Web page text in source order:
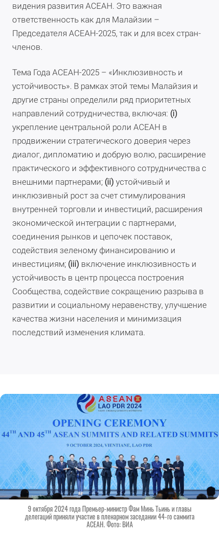
видения развития АСЕАН. Это важная
ответственность как для Малайзии –
Председателя АСЕАН-2025, так и для всех стран-
членов.
Тема Года АСЕАН-2025 – «Инклюзивность и
устойчивость». В рамках этой темы Малайзия и
другие страны определили ряд приоритетных
направлений сотрудничества, включая: (i)
укрепление центральной роли АСЕАН в
продвижении стратегического доверия через
диалог, дипломатию и добрую волю, расширение
практического и эффективного сотрудничества с
внешними партнерами; (ii) устойчивый и
инклюзивный рост за счет стимулирования
внутренней торговли и инвестиций, расширения
экономической интеграции с партнерами,
соединения рынков и цепочек поставок,
содействия зеленому финансированию и
инвестициям; (iii) включение инклюзивность и
устойчивость в центр процесса построения
Сообщества, содействие сокращению разрыва в
развитии и социальному неравенству, улучшение
качества жизни населения и минимизация
последствий изменения климата.
9 октября 2024 года Премьер-министр Фам Минь Тьинь и главы
делегаций приняли участие в пленарном заседании 44-го саммита
АСЕАН. Фото: ВИА